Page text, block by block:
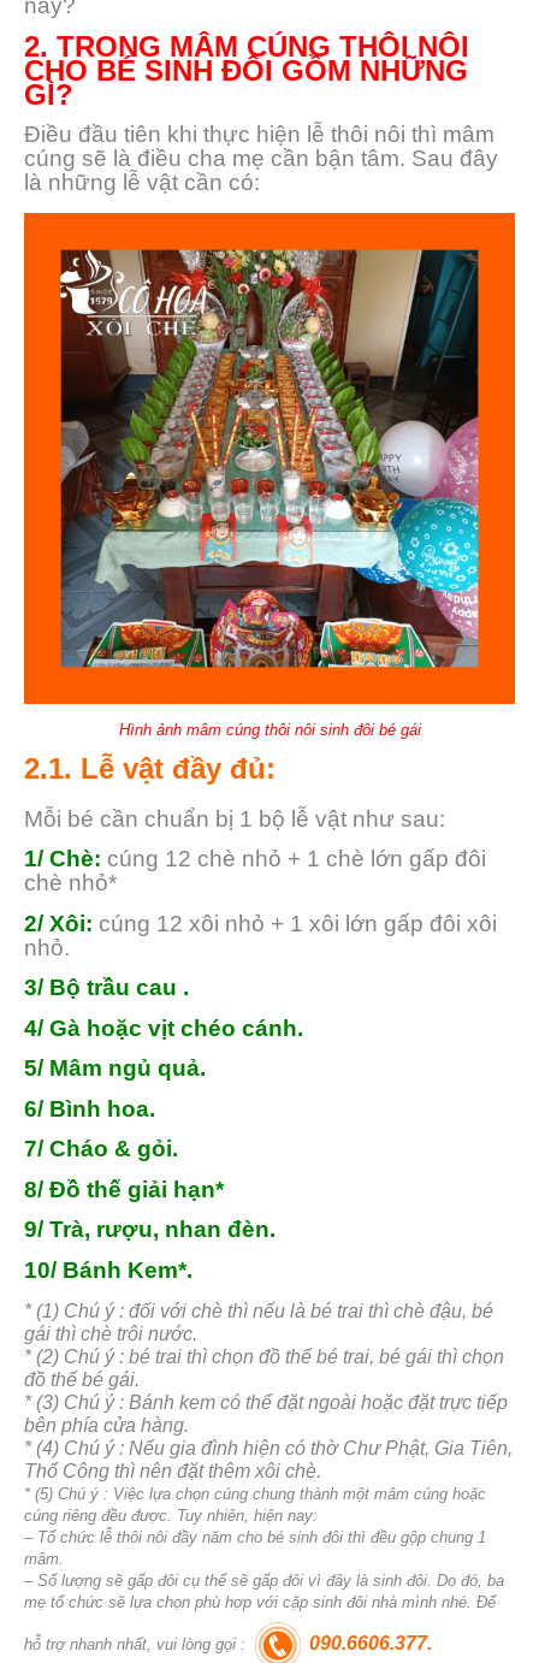
này?
2. TRONG MÂM CÚNG THÔI NÔI
CHO BÉ SINH ĐÔI GỒM NHỮNG
GÌ?
Điều đầu tiên khi thực hiện lễ thôi nôi thì mâm
cúng sẽ là điều cha mẹ cần bận tâm. Sau đây
là những lễ vật cần có:
Hình ảnh mâm cúng thôi nôi sinh đôi bé gái
2.1. Lễ vật đầy đủ:
Mỗi bé cần chuẩn bị 1 bộ lễ vật như sau:
1/ Chè: cúng 12 chè nhỏ + 1 chè lớn gấp đôi
chè nhỏ*
2/ Xôi: cúng 12 xôi nhỏ + 1 xôi lớn gấp đôi xôi
nhỏ.
3/ Bộ trầu cau .
4/ Gà hoặc vịt chéo cánh.
5/ Mâm ngủ quả.
6/ Bình hoa.
7/ Cháo & gỏi.
8/ Đồ thế giải hạn*
9/ Trà, rượu, nhan đèn.
10/ Bánh Kem*.
* (1) Chú ý : đối với chè thì nếu là bé trai thì chè đậu, bé
gái thì chè trôi nước.
* (2) Chú ý : bé trai thì chọn đồ thế bé trai, bé gái thì chọn
đồ thế bé gái.
* (3) Chú ý : Bánh kem có thể đặt ngoài hoặc đặt trực tiếp
bên phía cửa hàng.
* (4) Chú ý : Nếu gia đình hiện có thờ Chư Phật, Gia Tiên,
Thổ Công thì nên đặt thêm xôi chè.
* (5) Chú ý : Việc lựa chọn cúng chung thành một mâm cúng hoặc
cúng riêng đều được. Tuy nhiên, hiện nay:
– Tổ chức lễ thôi nôi đầy năm cho bé sinh đôi thì đều gộp chung 1
mâm.
– Số lượng sẽ gấp đôi cụ thể sẽ gấp đôi vì đây là sinh đôi. Do đó, ba
mẹ tổ chức sẽ lựa chọn phù hợp với cặp sinh đôi nhà mình nhé. Để
hỗ trợ nhanh nhất, vui lòng gọi : 090.6606.377.